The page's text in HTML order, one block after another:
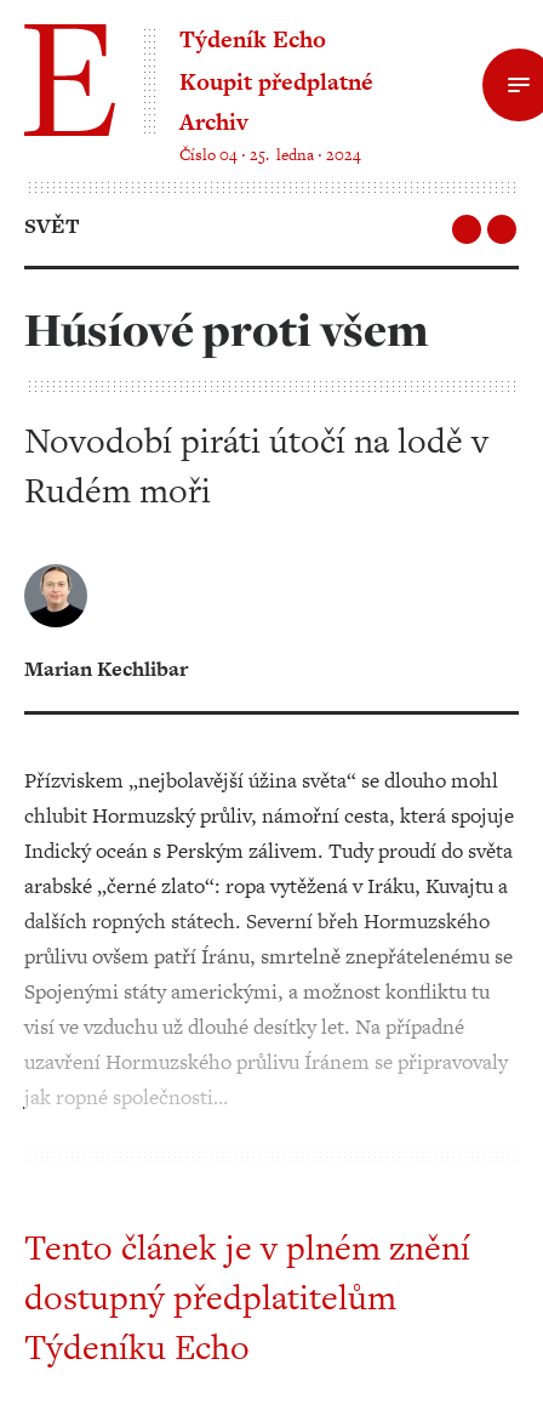
Týdeník Echo
Koupit předplatné
Archiv
Číslo 04 ‧ 25. ledna ‧ 2024
SVĚT
Húsíové proti všem
Novodobí piráti útočí na lodě v
Rudém moři
Marian Kechlibar
Přízviskem „nejbolavější úžina světa“ se dlouho mohl
chlubit Hormuzský průliv, námořní cesta, která spojuje
Indický oceán s Perským zálivem. Tudy proudí do světa
arabské „černé zlato“: ropa vytěžená v Iráku, Kuvajtu a
dalších ropných státech. Severní břeh Hormuzského
průlivu ovšem patří Íránu, smrtelně znepřátelenému se
Spojenými státy americkými, a možnost konfliktu tu
visí ve vzduchu už dlouhé desítky let. Na případné
uzavření Hormuzského průlivu Íránem se připravovaly
jak ropné společnosti…
Tento článek je v plném znění
dostupný předplatitelům
Týdeníku Echo